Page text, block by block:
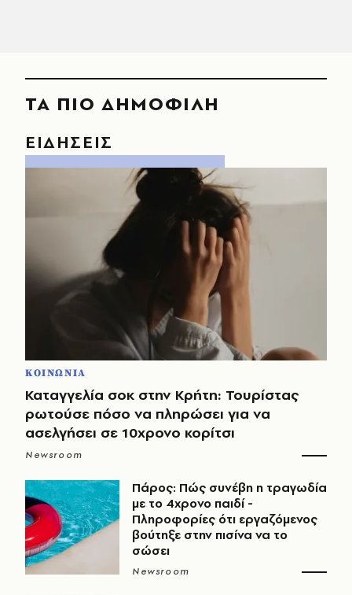
ΤΑ ΠΙΟ ΔΗΜΟΦΙΛΗ
ΕΙΔΗΣΕΙΣ
ΚΟΙΝΩΝΙΑ
Καταγγελία σοκ στην Κρήτη: Τουρίστας
ρωτούσε πόσο να πληρώσει για να
ασελγήσει σε 10χρονο κορίτσι
Newsroom
Πάρος: Πώς συνέβη η τραγωδία
με το 4χρονο παιδί -
Πληροφορίες ότι εργαζόμενος
βούτηξε στην πισίνα να το
σώσει
Newsroom